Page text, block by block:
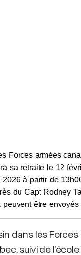
Forces armées
sa retraite le 12
à partir de
du Capt Rodney
être envoyés
dans les
suivi de